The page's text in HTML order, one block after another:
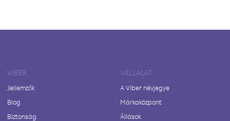
VIBER
Jellemzők
Blog
Biztonság
VÁLLALAT
A Viber névjegye
Márkaközpont
Állások